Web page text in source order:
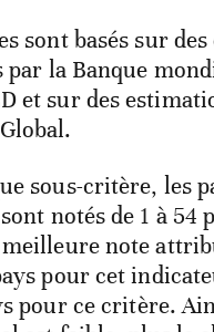
sont basés sur des
la Banque
et sur des
sous-critère, les
notés de 1 à 54
note
pour cet
pour ce critère.